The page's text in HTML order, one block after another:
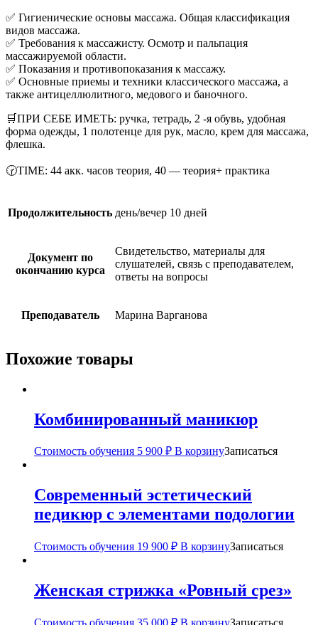
✅ Гигиенические основы массажа. Общая классификация
видов массажа.
✅ Требования к массажисту. Осмотр и пальпация
массажируемой области.
✅ Показания и противопоказания к массажу.
✅ Основные приемы и техники классического массажа, а
также антицеллюлитного, медового и баночного.
🛒ПРИ СЕБЕ ИМЕТЬ: ручка, тетрадь, 2 -я обувь, удобная
форма одежды, 1 полотенце для рук, масло, крем для массажа,
флешка.
🕝TIME: 44 акк. часов теория, 40 — теория+ практика
Продолжительность день/вечер 10 дней
Документ по
окончанию курса
Свидетельство, материалы для
слушателей, связь с преподавателем,
ответы на вопросы
Преподаватель Марина Варганова
Похожие товары
Комбинированный маникюр
Стоимость обучения 5 900 ₽ В корзинуЗаписаться
Современный эстетический
педикюр с элементами подологии
Стоимость обучения 19 900 ₽ В корзинуЗаписаться
Женская стрижка «Ровный срез»
Стоимость обучения 35 000 ₽ В корзинуЗаписаться